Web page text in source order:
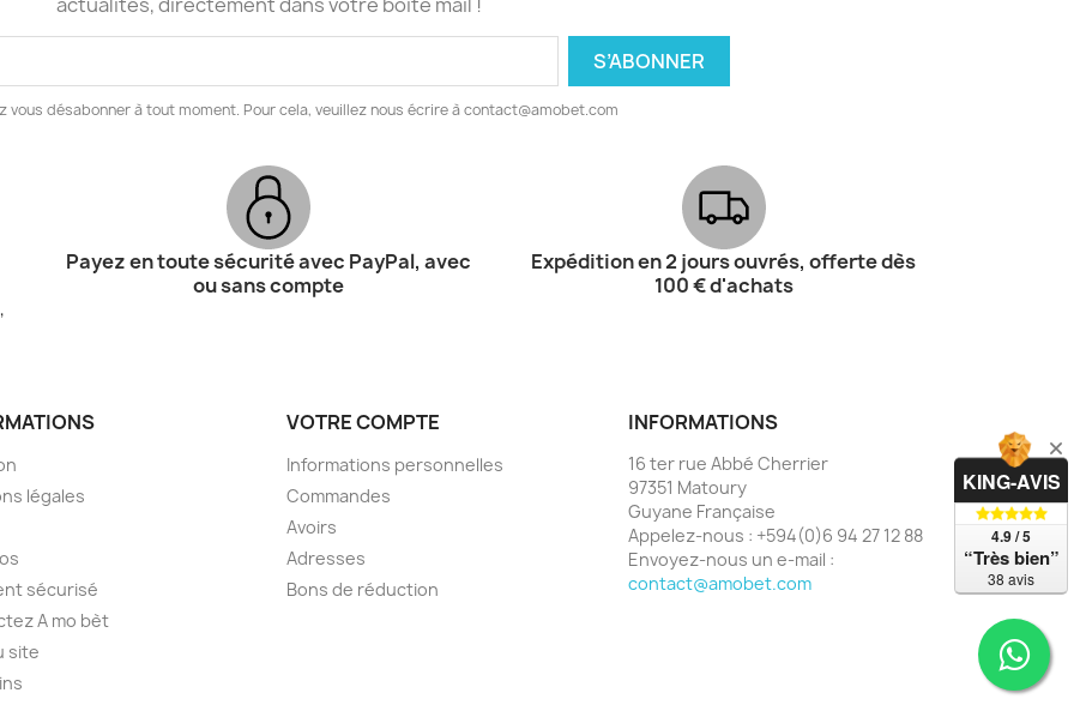
vous désabonner à tout moment. Pour cela, veuillez nous écrire à contact@amobet.com
Payez en toute sécurité avec PayPal, avec
ou sans compte
Expédition en 2 jours ouvrés, offerte dès
100 € d'achats
légales
sécurisé
A mo bèt
site
VOTRE COMPTE
Informations personnelles
Commandes
Avoirs
Adresses
Bons de réduction
INFORMATIONS
16 ter rue Abbé Cherrier
97351 Matoury
Guyane Française
Appelez-nous : +594(0)6 94 27 12 88
Envoyez-nous un e-mail :
contact@amobet.com
KING-AVIS
4.9 / 5
“Très bien”
38 avis